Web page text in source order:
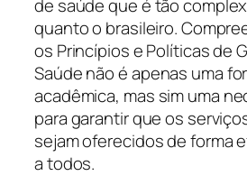
de saúde que é tão
quanto o brasileiro.
os Princípios e Políticas de
Saúde não é apenas uma
acadêmica, mas sim uma
para garantir que os
sejam oferecidos de forma
a todos.